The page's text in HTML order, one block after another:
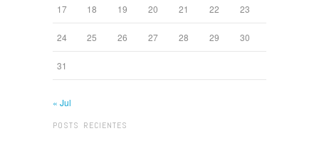
17 18 19 20 21 22 23
24 25 26 27 28 29 30
31
« Jul
POSTS RECIENTES